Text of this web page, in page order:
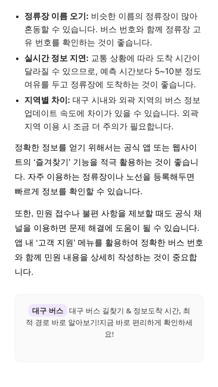
정류장 이름 오기: 비슷한 이름의 정류장이 많아
혼동할 수 있습니다. 버스 번호와 함께 정류장 고
유 번호를 확인하는 것이 좋습니다.
실시간 정보 지연: 교통 상황에 따라 도착 시간이
달라질 수 있으므로, 예측 시간보다 5~10분 정도
여유를 두고 정류장에 도착하는 것이 좋습니다.
지역별 차이: 대구 시내와 외곽 지역의 버스 정보
업데이트 속도에 차이가 있을 수 있습니다. 외곽
지역 이용 시 조금 더 주의가 필요합니다.
정확한 정보를 얻기 위해서는 공식 앱 또는 웹사이
트의 ‘즐겨찾기’ 기능을 적극 활용하는 것이 좋습니
다. 자주 이용하는 정류장이나 노선을 등록해두면
빠르게 정보를 확인할 수 있습니다.
또한, 민원 접수나 불편 사항을 제보할 때도 공식 채
널을 이용하면 문제 해결에 도움이 될 수 있습니다.
앱 내 ‘고객 지원’ 메뉴를 활용하여 정확한 버스 번호
와 함께 민원 내용을 상세히 작성하는 것이 중요합
니다.
대구 버스
대구 버스 길찾기 & 정보도착 시간, 최
적 경로 바로 알아보기!지금 바로 편리하게 확인하세
요!